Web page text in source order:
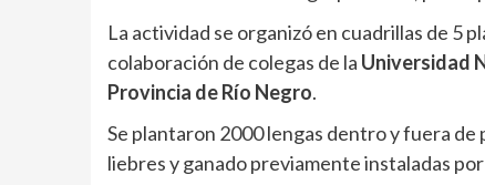
La actividad se organizó en cuadrillas de 5
colaboración de colegas de la Universidad
Provincia de Río Negro.
Se plantaron 2000 lengas dentro y fuera
liebres y ganado previamente instaladas